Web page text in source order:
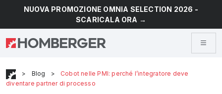
NUOVA PROMOZIONE OMNIA SELECTION 2026 -
SCARICALA ORA →
> Blog >
Cobot nelle PMI: perché l’integratore deve
diventare partner di processo